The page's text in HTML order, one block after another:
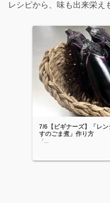
レシピから、味も出来栄
7/6【ビギナーズ】「レ
すのごま煮」作り方
「...